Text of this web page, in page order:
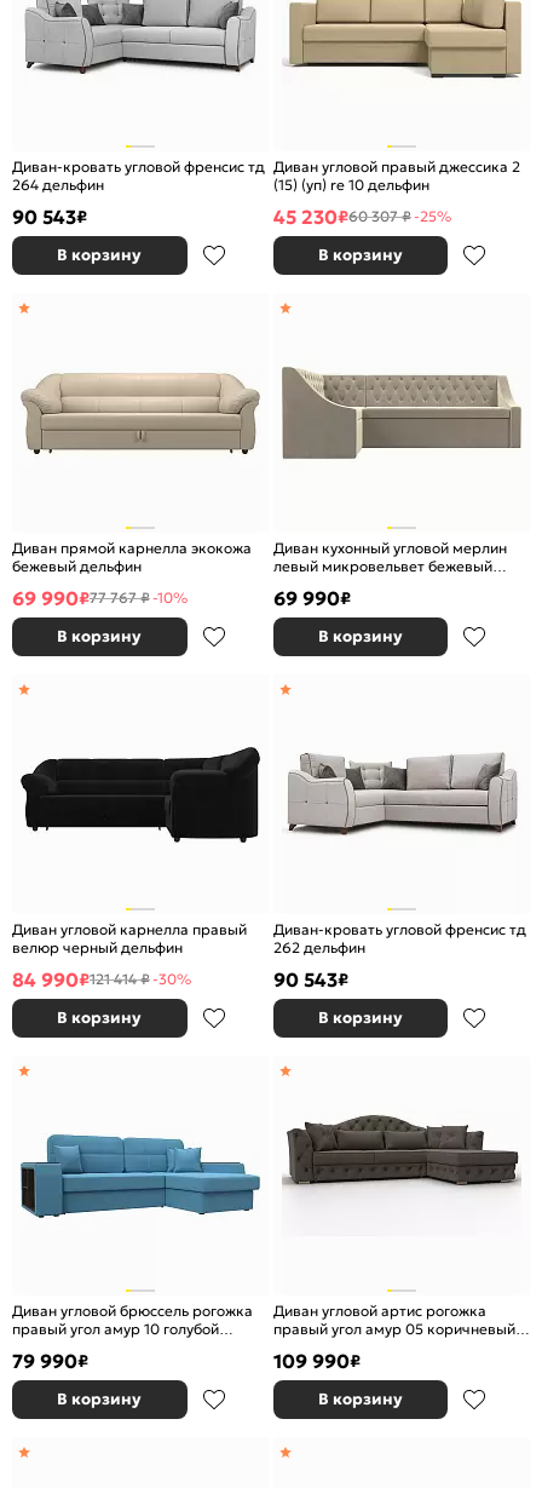
Диван-кровать угловой френсис тд
264 дельфин
90 543₽
В корзину
Диван угловой правый джессика 2
(15) (уп) re 10 дельфин
45 230₽60 307 ₽-25%
В корзину
Диван прямой карнелла экокожа
бежевый дельфин
69 990₽77 767 ₽-10%
В корзину
Диван кухонный угловой мерлин
левый микровельвет бежевый
69 990₽
В корзину
Диван угловой карнелла правый
велюр черный дельфин
84 990₽121 414 ₽-30%
В корзину
Диван-кровать угловой френсис тд
262 дельфин
90 543₽
В корзину
Диван угловой брюссель рогожка
правый угол амур 10 голубой
79 990₽
В корзину
Диван угловой артис рогожка
правый угол амур 05 коричневый
109 990₽
В корзину